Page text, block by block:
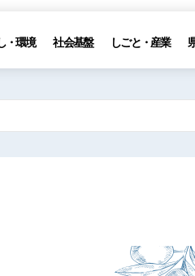
・環境 社会基盤 しごと・産業